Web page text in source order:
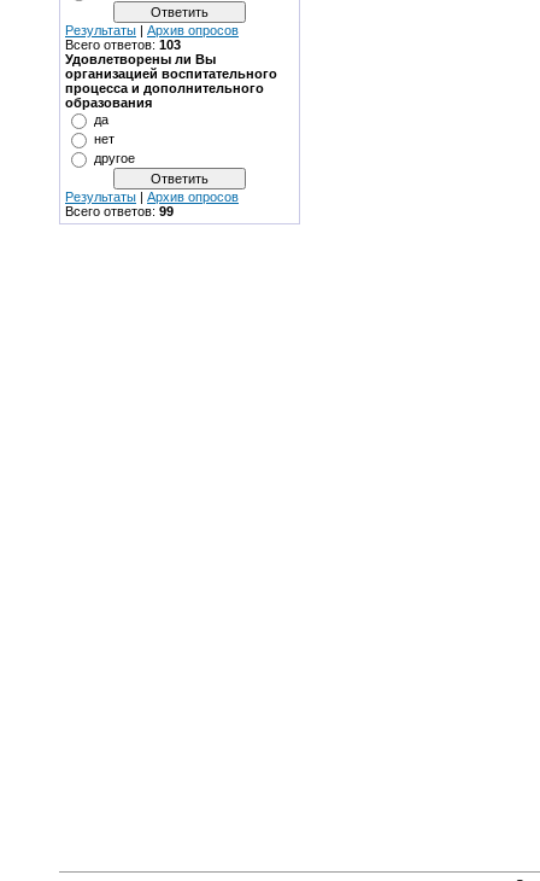
Результаты | Архив опросов
Всего ответов: 103
Удовлетворены ли Вы
организацией воспитательного
процесса и дополнительного
образования
да
нет
другое
Результаты | Архив опросов
Всего ответов: 99